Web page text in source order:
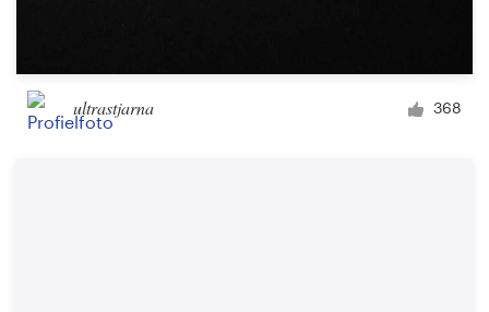
ultrastjarna 368